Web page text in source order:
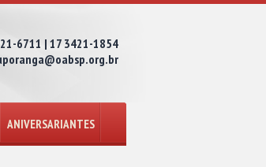
6711 | 17 3421-1854
ANIVERSARIANTES